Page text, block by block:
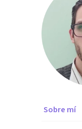
Sobre mí